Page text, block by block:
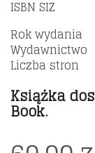
ISBN SIZ
Rok wydania
Wydawnictwo
Liczba stron
Książka
Book.